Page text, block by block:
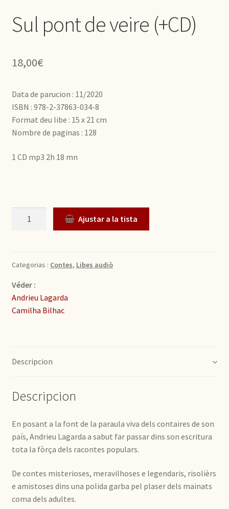
Sul pont de veire (+CD)
18,00€
Data de parucion : 11/2020
ISBN : 978-2-37863-034-8
Format deu libe : 15 x 21 cm
Nombre de paginas : 128
1 CD mp3 2h 18 mn
Ajustar a la tista
Categorias : Contes, Libes audiò
Véder :
Andrieu Lagarda
Camilha Bilhac
Descripcion
Descripcion
En posant a la font de la paraula viva dels contaires de son
país, Andrieu Lagarda a sabut far passar dins son escritura
tota la fòrça dels racontes populars.
De contes misterioses, meravilhoses e legendaris, risolièrs
e amistoses dins una polida garba pel plaser dels mainats
coma dels adultes.